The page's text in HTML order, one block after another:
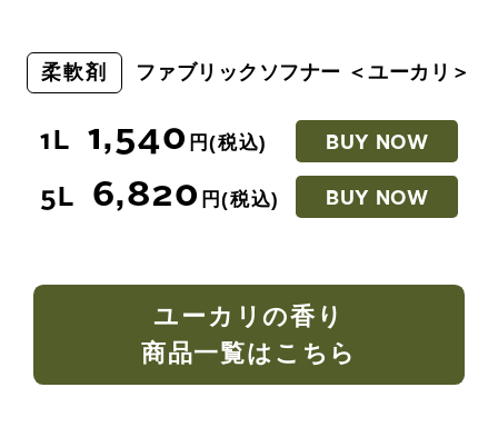
柔軟剤 ファブリックソフナー ＜ユーカリ＞
1L 1,540 円(税込) BUY NOW
5L 6,820 円(税込) BUY NOW
ユーカリの香り
商品一覧はこちら